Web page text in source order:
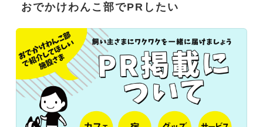
おでかけわんこ部でPRしたい